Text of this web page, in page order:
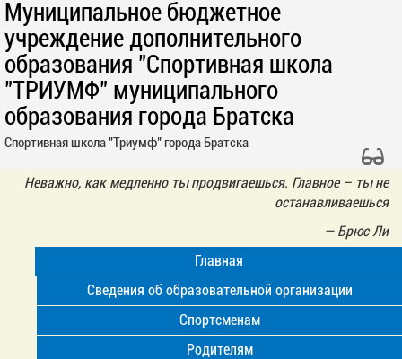
Муниципальное бюджетное
учреждение дополнительного
образования "Спортивная школа
"ТРИУМФ" муниципального
образования города Братска
Спортивная школа "Триумф" города Братска
Неважно, как медленно ты продвигаешься. Главное – ты не
останавливаешься
— Брюс Ли
Главная
Сведения об образовательной организации
Спортсменам
Родителям